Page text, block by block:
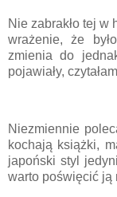
Nie zabrakło tej w
wrażenie, że
zmienia do
pojawiały,
Niezmiennie
kochają książki,
japoński styl
warto poświęcić ją